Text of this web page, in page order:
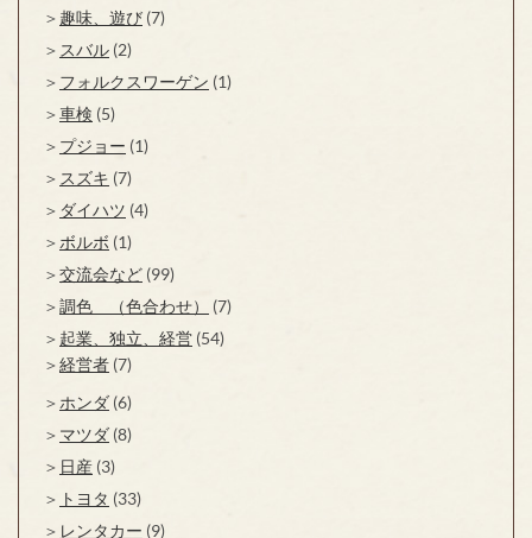
趣味、遊び (7)
スバル (2)
フォルクスワーゲン (1)
車検 (5)
プジョー (1)
スズキ (7)
ダイハツ (4)
ボルボ (1)
交流会など (99)
調色 （色合わせ）
(7)
起業、独立、経営 (54)
経営者 (7)
ホンダ (6)
マツダ (8)
日産 (3)
トヨタ (33)
レンタカー (9)